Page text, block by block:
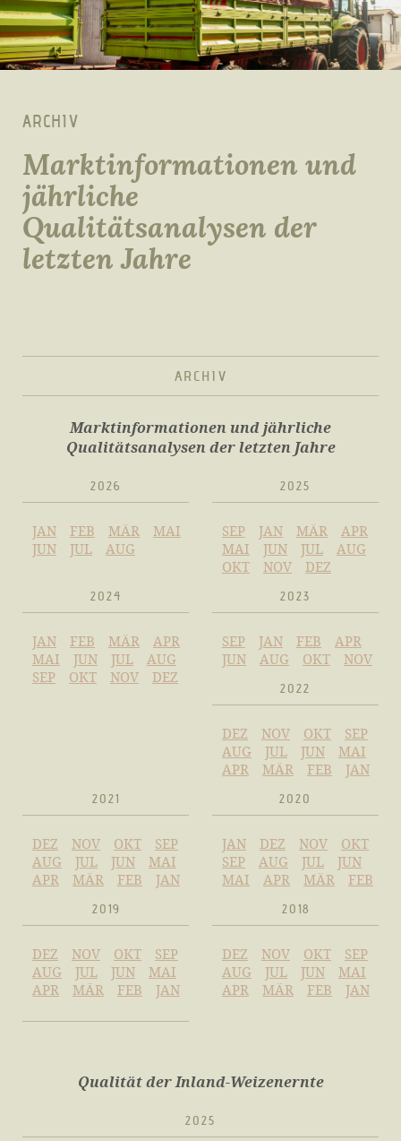
ARCHIV
Marktinformationen und
jährliche
Qualitätsanalysen der
letzten Jahre
ARCHIV
Marktinformationen und jährliche
Qualitätsanalysen der letzten Jahre
2026
JAN FEB MÄR
MAI
JUN
JUL AUG
2025
SEP JAN MÄR
APR
MAI
JUN JUL
AUG
OKT
NOV DEZ
2024
JAN FEB MÄR
APR
MAI
JUN JUL
AUG
SEP
OKT NOV DEZ
2023
SEP JAN FEB
APR
JUN
AUG OKT NOV
2022
DEZ NOV OKT
SEP
AUG
JUL JUN
MAI
APR
MÄR FEB JAN
2021
DEZ NOV OKT
SEP
AUG
JUL JUN
MAI
APR
MÄR FEB JAN
2020
JAN DEZ NOV
OKT
SEP
AUG JUL
JUN
MAI
APR MÄR FEB
2019
DEZ NOV OKT
SEP
AUG
JUL JUN
MAI
APR
MÄR FEB JAN
2018
DEZ NOV OKT
SEP
AUG
JUL JUN
MAI
APR
MÄR FEB JAN
Qualität der Inland-Weizenernte
2025